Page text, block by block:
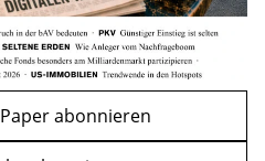
abonnieren